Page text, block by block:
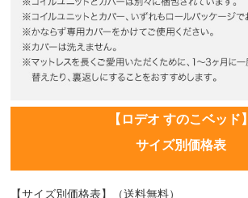
【ロデオ すのこベッド】
サイズ別価格表
【サイズ別価格表】（送料無料）